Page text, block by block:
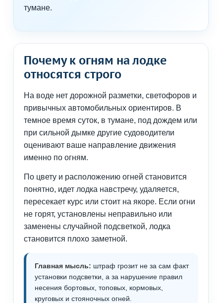
тумане.
Почему к огням на лодке
относятся строго
На воде нет дорожной разметки, светофоров и
привычных автомобильных ориентиров. В
темное время суток, в тумане, под дождем или
при сильной дымке другие судоводители
оценивают ваше направление движения
именно по огням.
По цвету и расположению огней становится
понятно, идет лодка навстречу, удаляется,
пересекает курс или стоит на якоре. Если огни
не горят, установлены неправильно или
заменены случайной подсветкой, лодка
становится плохо заметной.
Главная мысль: штраф грозит не за сам факт
установки подсветки, а за нарушение правил
несения бортовых, топовых, кормовых,
круговых и стояночных огней.